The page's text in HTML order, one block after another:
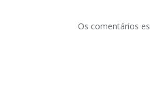
Os comentários